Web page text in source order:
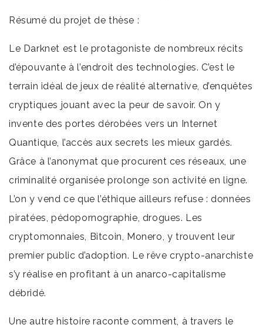
Résumé du projet de thèse :
Le Darknet est le protagoniste de nombreux récits
d’épouvante à l’endroit des technologies. C’est le
terrain idéal de jeux de réalité alternative, d’enquêtes
cryptiques jouant avec la peur de savoir. On y
invente des portes dérobées vers un Internet
Quantique, l’accès aux secrets les mieux gardés.
Grâce à l’anonymat que procurent ces réseaux, une
criminalité organisée prolonge son activité en ligne.
L’on y vend ce que l’éthique ailleurs refuse : données
piratées, pédopornographie, drogues. Les
cryptomonnaies, Bitcoin, Monero, y trouvent leur
premier public d’adoption. Le rêve crypto-anarchiste
s’y réalise en profitant à un anarco-capitalisme
débridé.
Une autre histoire raconte comment, à travers le